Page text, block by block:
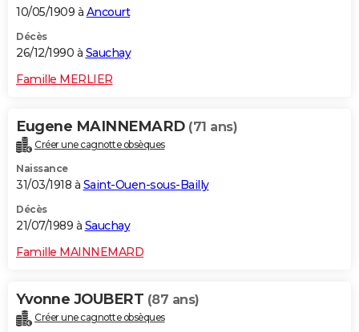
10/05/1909 à Ancourt
Décès
26/12/1990 à Sauchay
Famille MERLIER
Eugene MAINNEMARD (71 ans)
Créer une cagnotte obsèques
Naissance
31/03/1918 à Saint-Ouen-sous-Bailly
Décès
21/07/1989 à Sauchay
Famille MAINNEMARD
Yvonne JOUBERT (87 ans)
Créer une cagnotte obsèques